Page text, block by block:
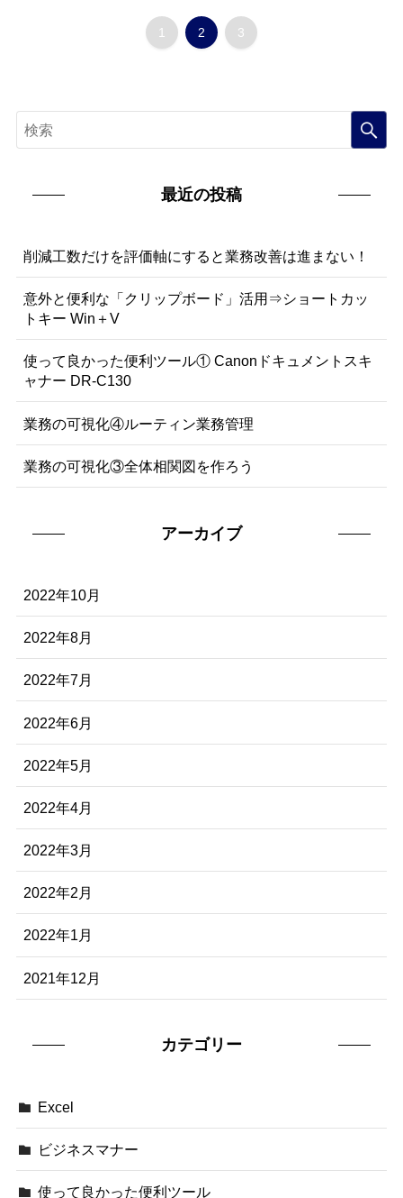
1 2 3
最近の投稿
削減工数だけを評価軸にすると業務改善は進まない！
意外と便利な「クリップボード」活用⇒ショートカッ
トキー Win＋V
使って良かった便利ツール① Canonドキュメントスキ
ャナー DR-C130
業務の可視化④ルーティン業務管理
業務の可視化③全体相関図を作ろう
アーカイブ
2022年10月
2022年8月
2022年7月
2022年6月
2022年5月
2022年4月
2022年3月
2022年2月
2022年1月
2021年12月
カテゴリー
Excel
ビジネスマナー
使って良かった便利ツール